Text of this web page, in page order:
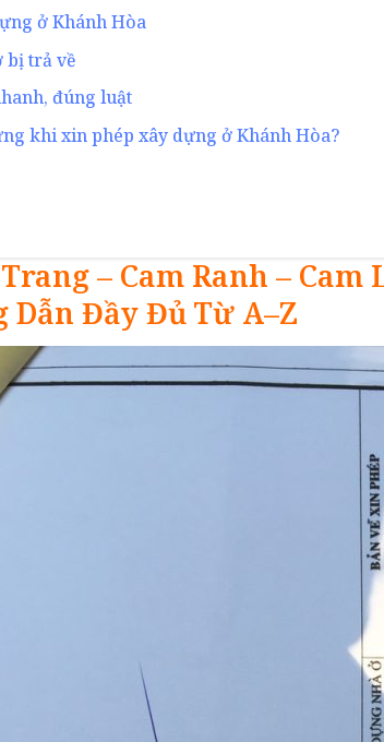
ở Khánh Hòa
bị trả về
đúng luật
khi xin phép xây dựng ở Khánh Hòa?
– Cam Ranh –
Đầy Đủ Từ A–Z